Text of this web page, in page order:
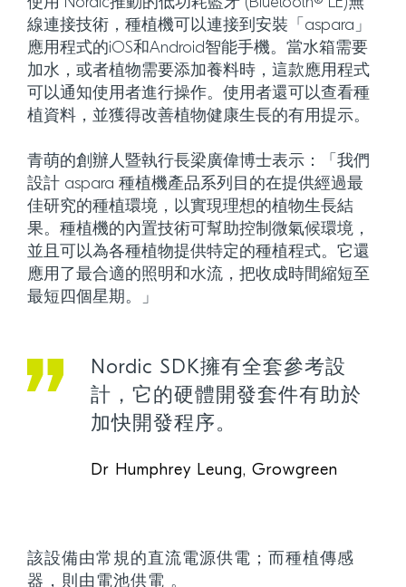
線連接技術，種植機可以連接到安裝「aspara」
應用程式的iOS和Android智能手機。當水箱需要
加水，或者植物需要添加養料時，這款應用程式
可以通知使用者進行操作。使用者還可以查看種
植資料，並獲得改善植物健康生長的有用提示。
青萌的創辦人暨執行長梁廣偉博士表示：「我們
設計 aspara 種植機產品系列目的在提供經過最
佳研究的種植環境，以實現理想的植物生長結
果。種植機的內置技術可幫助控制微氣候環境，
並且可以為各種植物提供特定的種植程式。它還
應用了最合適的照明和水流，把收成時間縮短至
最短四個星期。」
Nordic SDK擁有全套參考設
計，它的硬體開發套件有助於
加快開發程序。
Dr Humphrey Leung, Growgreen
該設備由常規的直流電源供電；而種植傳感
器，則由電池供電 。